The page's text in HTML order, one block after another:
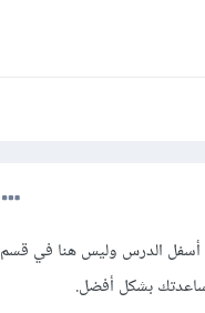
أسفل الدرس وليس هنا في قسم
بشكل أفضل.